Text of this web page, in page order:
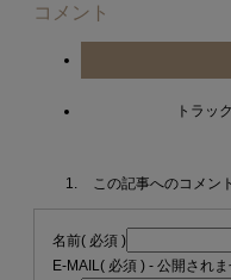
コメント
トラッ
この記事へのコメン
名前( 必須 )
E-MAIL( 必須 ) - 公開され